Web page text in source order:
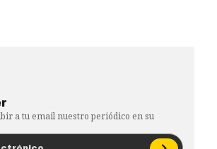
a tu email nuestro periódico en su